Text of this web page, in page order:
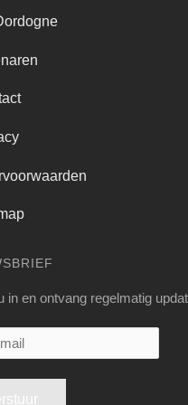
in en ontvang regelmatig